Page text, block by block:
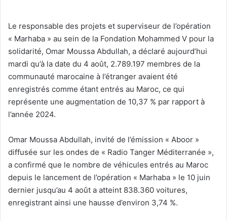
Le responsable des projets et superviseur de l’opération
« Marhaba » au sein de la Fondation Mohammed V pour la
solidarité, Omar Moussa Abdullah, a déclaré aujourd’hui
mardi qu’à la date du 4 août, 2.789.197 membres de la
communauté marocaine à l’étranger avaient été
enregistrés comme étant entrés au Maroc, ce qui
représente une augmentation de 10,37 % par rapport à
l’année 2024.
Omar Moussa Abdullah, invité de l’émission « Aboor »
diffusée sur les ondes de « Radio Tanger Méditerranée »,
a confirmé que le nombre de véhicules entrés au Maroc
depuis le lancement de l’opération « Marhaba » le 10 juin
dernier jusqu’au 4 août a atteint 838.360 voitures,
enregistrant ainsi une hausse d’environ 3,74 %.